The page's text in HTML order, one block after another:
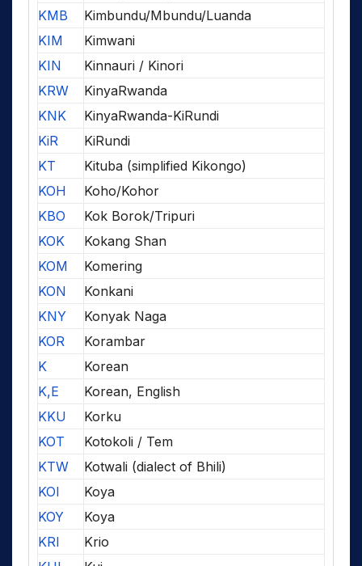
KMB
Kimbundu/Mbundu/Luanda
KIM
Kimwani
KIN
Kinnauri / Kinori
KRW
KinyaRwanda
KNK
KinyaRwanda-KiRundi
KiR
KiRundi
KT
Kituba (simplified Kikongo)
KOH
Koho/Kohor
KBO
Kok Borok/Tripuri
KOK
Kokang Shan
KOM
Komering
KON
Konkani
KNY
Konyak Naga
KOR
Korambar
K
Korean
K,E
Korean, English
KKU
Korku
KOT
Kotokoli / Tem
KTW
Kotwali (dialect of Bhili)
KOI
Koya
KOY
Koya
KRI
Krio